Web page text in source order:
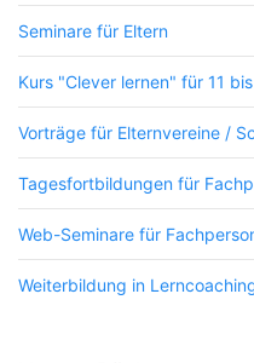
Seminare für Eltern
Kurs "Clever lernen" für 11
Vorträge für Elternvereine /
Tagesfortbildungen für
Web-Seminare für
Weiterbildung in